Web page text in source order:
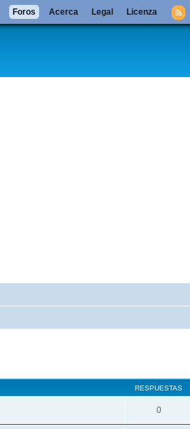
RESPUESTAS
0
Foros Acerca Legal Licenza